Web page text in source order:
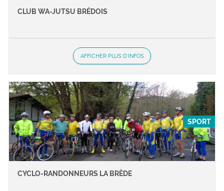
CLUB WA-JUTSU BRÉDOIS
AFFICHER PLUS D'INFOS
SPORT
CYCLO-RANDONNEURS LA BRÈDE